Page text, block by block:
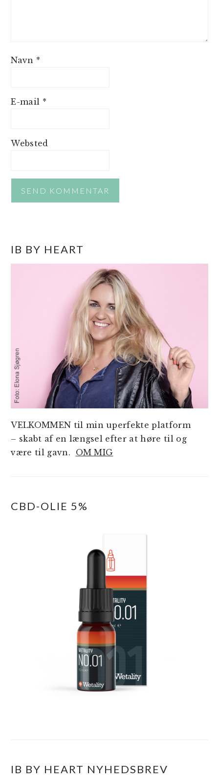
Navn *
E-mail *
Websted
SIDEBAR
IB BY HEART
VELKOMMEN til min uperfekte platform
– skabt af en længsel efter at høre til og
være til gavn. OM MIG
CBD-OLIE 5%
IB BY HEART NYHEDSBREV